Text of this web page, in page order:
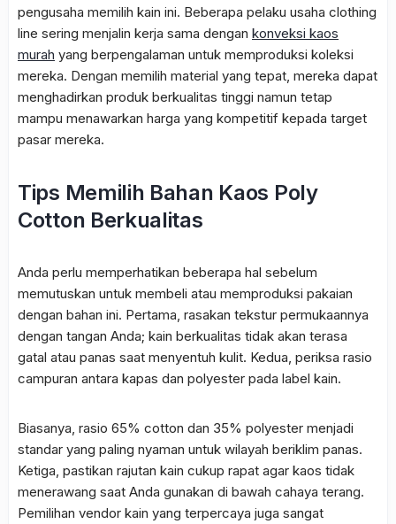
pengusaha memilih kain ini. Beberapa pelaku usaha clothing
line sering menjalin kerja sama dengan konveksi kaos
murah yang berpengalaman untuk memproduksi koleksi
mereka. Dengan memilih material yang tepat, mereka dapat
menghadirkan produk berkualitas tinggi namun tetap
mampu menawarkan harga yang kompetitif kepada target
pasar mereka.
Tips Memilih Bahan Kaos Poly
Cotton Berkualitas
Anda perlu memperhatikan beberapa hal sebelum
memutuskan untuk membeli atau memproduksi pakaian
dengan bahan ini. Pertama, rasakan tekstur permukaannya
dengan tangan Anda; kain berkualitas tidak akan terasa
gatal atau panas saat menyentuh kulit. Kedua, periksa rasio
campuran antara kapas dan polyester pada label kain.
Biasanya, rasio 65% cotton dan 35% polyester menjadi
standar yang paling nyaman untuk wilayah beriklim panas.
Ketiga, pastikan rajutan kain cukup rapat agar kaos tidak
menerawang saat Anda gunakan di bawah cahaya terang.
Pemilihan vendor kain yang terpercaya juga sangat